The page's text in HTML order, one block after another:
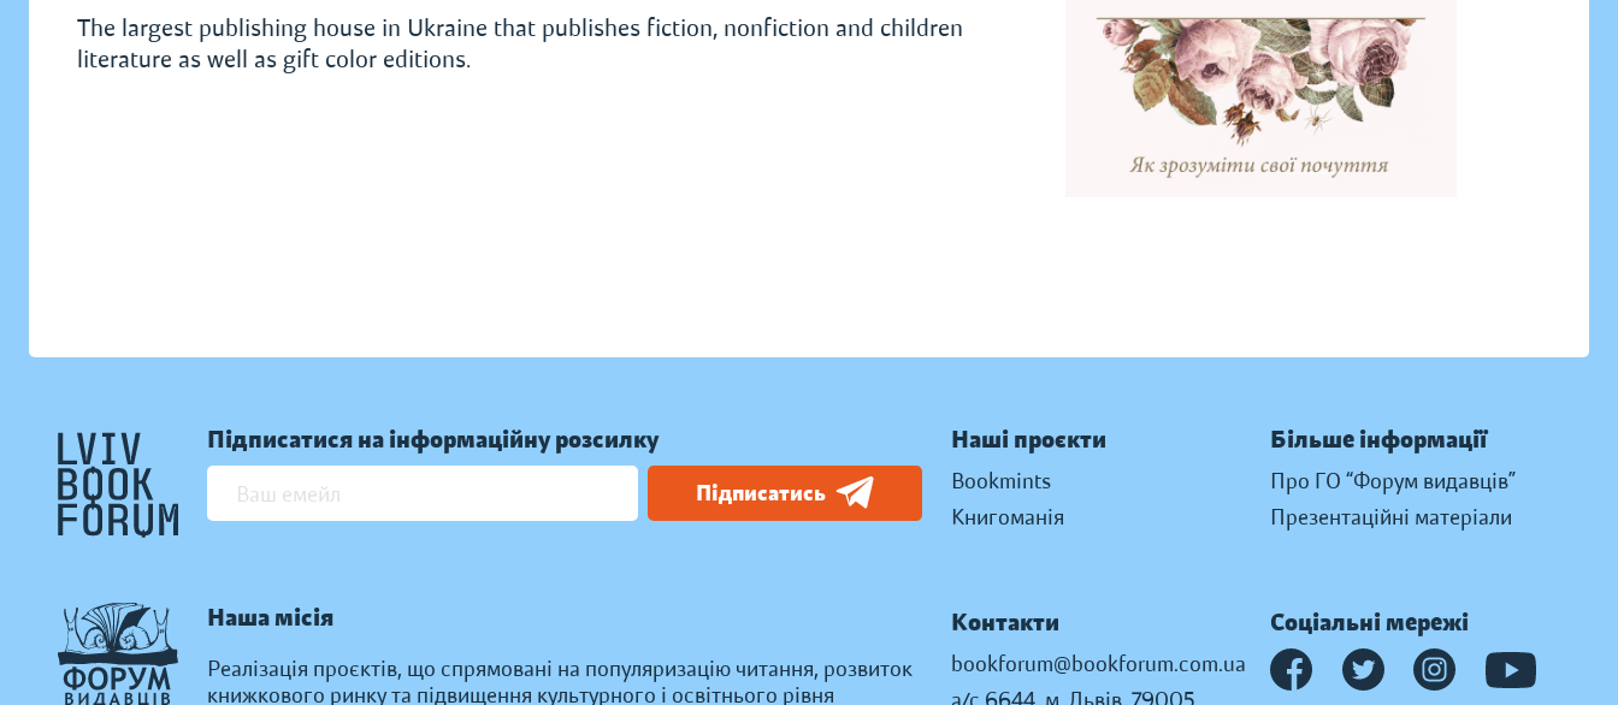
The largest publishing house in Ukraine that publishes fiction, nonfiction and children
literature as well as gift color editions.
Підписатися на інформаційну розсилку
Підписатись
Наша місія
Реалізація проєктів, що спрямовані на популяризацію читання, розвиток
книжкового ринку та підвищення культурного і освітнього рівня
Наші проєкти
Bookmints
Книгоманія
Більше інформації
Про ГО “Форум видавців”
Презентаційні матеріали
Контакти
bookforum@bookforum.com.ua
Соціальні мережі